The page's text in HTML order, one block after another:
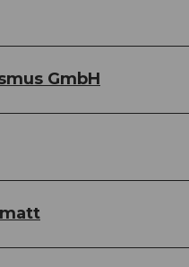
GmbH